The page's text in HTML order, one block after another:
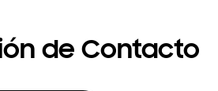
de Contacto